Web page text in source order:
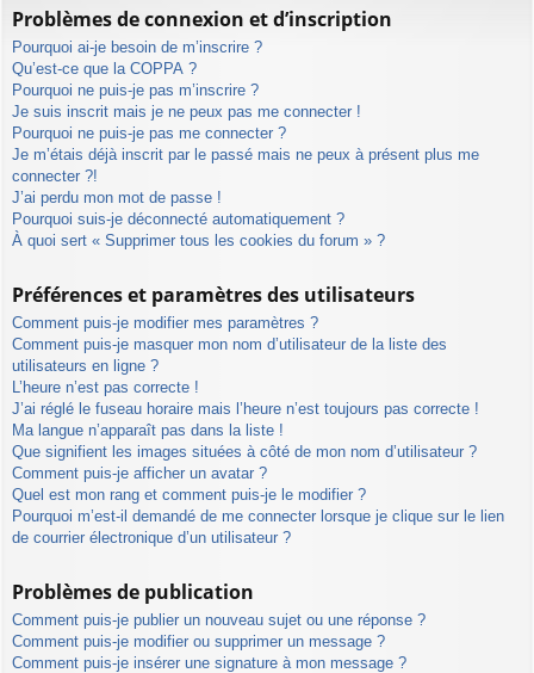
Problèmes de connexion et d’inscription
Pourquoi ai-je besoin de m’inscrire ?
Qu’est-ce que la COPPA ?
Pourquoi ne puis-je pas m’inscrire ?
Je suis inscrit mais je ne peux pas me connecter !
Pourquoi ne puis-je pas me connecter ?
Je m’étais déjà inscrit par le passé mais ne peux à présent plus me
connecter ?!
J’ai perdu mon mot de passe !
Pourquoi suis-je déconnecté automatiquement ?
À quoi sert « Supprimer tous les cookies du forum » ?
Préférences et paramètres des utilisateurs
Comment puis-je modifier mes paramètres ?
Comment puis-je masquer mon nom d’utilisateur de la liste des
utilisateurs en ligne ?
L’heure n’est pas correcte !
J’ai réglé le fuseau horaire mais l’heure n’est toujours pas correcte !
Ma langue n’apparaît pas dans la liste !
Que signifient les images situées à côté de mon nom d’utilisateur ?
Comment puis-je afficher un avatar ?
Quel est mon rang et comment puis-je le modifier ?
Pourquoi m’est-il demandé de me connecter lorsque je clique sur le lien
de courrier électronique d’un utilisateur ?
Problèmes de publication
Comment puis-je publier un nouveau sujet ou une réponse ?
Comment puis-je modifier ou supprimer un message ?
Comment puis-je insérer une signature à mon message ?